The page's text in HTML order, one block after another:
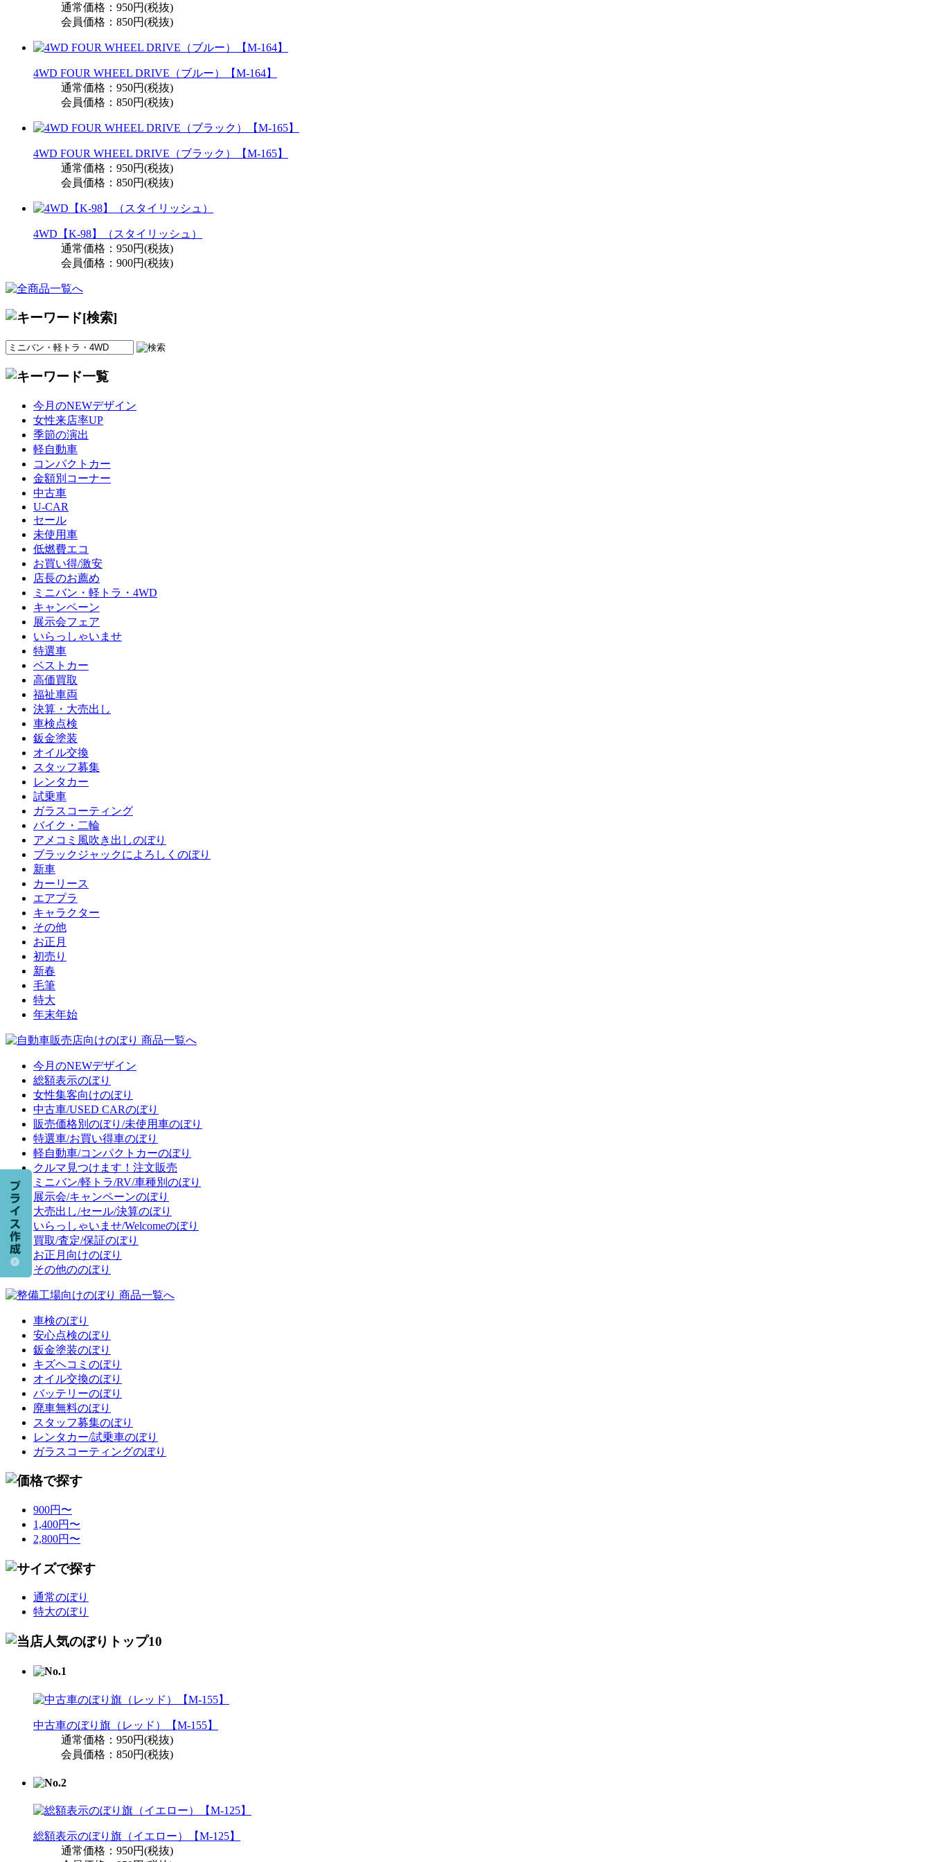
通常価格：950円(税抜)
会員価格：850円(税抜)
4WD FOUR WHEEL DRIVE（ブルー）【M-164】
通常価格：950円(税抜)
会員価格：850円(税抜)
4WD FOUR WHEEL DRIVE（ブラック）【M-165】
通常価格：950円(税抜)
会員価格：850円(税抜)
4WD【K-98】（スタイリッシュ）
通常価格：950円(税抜)
会員価格：900円(税抜)
今月のNEWデザイン
女性来店率UP
季節の演出
軽自動車
コンパクトカー
金額別コーナー
中古車
U-CAR
セール
未使用車
低燃費エコ
お買い得/激安
店長のお薦め
ミニバン・軽トラ・4WD
キャンペーン
展示会フェア
いらっしゃいませ
特選車
ベストカー
高価買取
福祉車両
決算・大売出し
車検点検
鈑金塗装
オイル交換
スタッフ募集
レンタカー
試乗車
ガラスコーティング
バイク・二輪
アメコミ風吹き出しのぼり
ブラックジャックによろしくのぼり
新車
カーリース
エアプラ
キャラクター
その他
お正月
初売り
新春
毛筆
特大
年末年始
今月のNEWデザイン
総額表示のぼり
女性集客向けのぼり
中古車/USED CARのぼり
販売価格別のぼり/未使用車のぼり
特選車/お買い得車のぼり
軽自動車/コンパクトカーのぼり
クルマ見つけます！注文販売
ミニバン/軽トラ/RV/車種別のぼり
展示会/キャンペーンのぼり
大売出し/セール/決算のぼり
いらっしゃいませ/Welcomeのぼり
買取/査定/保証のぼり
お正月向けのぼり
その他ののぼり
車検のぼり
安心点検のぼり
鈑金塗装のぼり
キズヘコミのぼり
オイル交換のぼり
バッテリーのぼり
廃車無料のぼり
スタッフ募集のぼり
レンタカー/試乗車のぼり
ガラスコーティングのぼり
900円〜
1,400円〜
2,800円〜
通常のぼり
特大のぼり
中古車のぼり旗（レッド）【M-155】
通常価格：950円(税抜)
会員価格：850円(税抜)
総額表示のぼり旗（イエロー）【M-125】
通常価格：950円(税抜)